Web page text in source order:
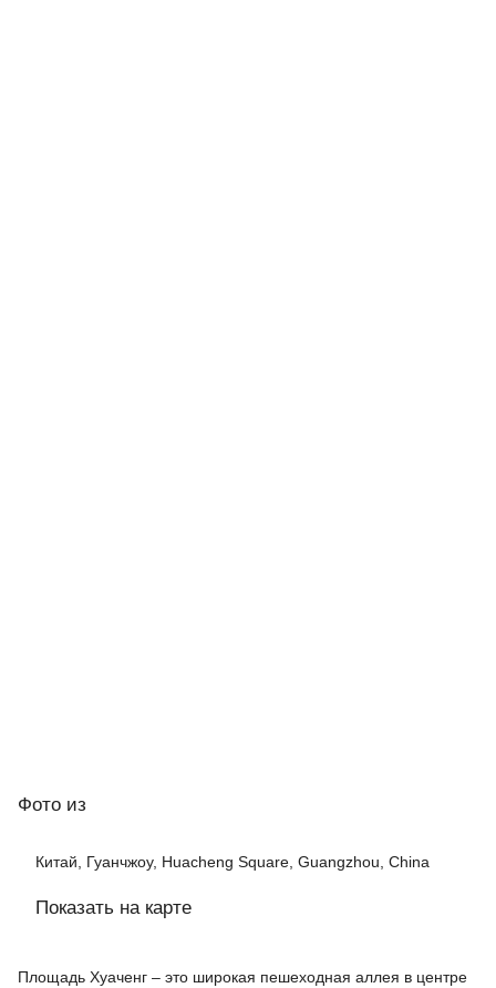
Фото из
Китай, Гуанчжоу, Huacheng Square, Guangzhou, China
Показать на карте
Площадь Хуаченг – это широкая пешеходная аллея в центре